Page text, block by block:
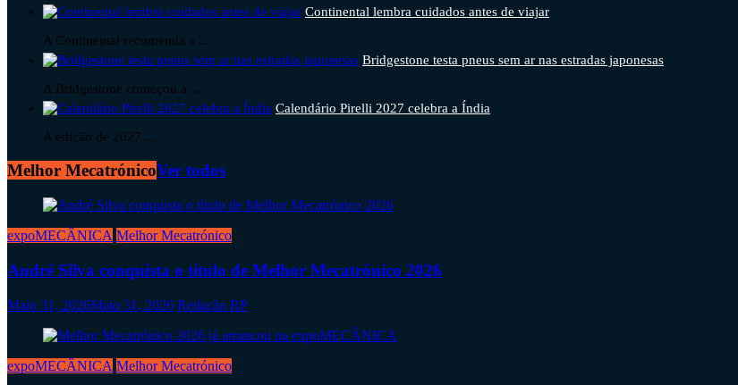
Continental lembra cuidados antes de viajar
A Continental recomenda a ...
Bridgestone testa pneus sem ar nas estradas japonesas
A Bridgestone começou a ...
Calendário Pirelli 2027 celebra a Índia
A edição de 2027 ...
Melhor MecatrónicoVer todos
expoMECÂNICA Melhor Mecatrónico
André Silva conquista o título de Melhor Mecatrónico 2026
Maio 31, 2026Maio 31, 2026 Redação RP
expoMECÂNICA Melhor Mecatrónico